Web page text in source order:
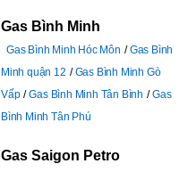
Gas Bình Minh
Gas Bình Minh Hóc Môn
Gas Bình
Minh quận 12
Gas Bình Minh Gò
Vấp
Gas Bình Minh Tân Bình
Gas
Bình Minh Tân Phú
Gas Saigon Petro